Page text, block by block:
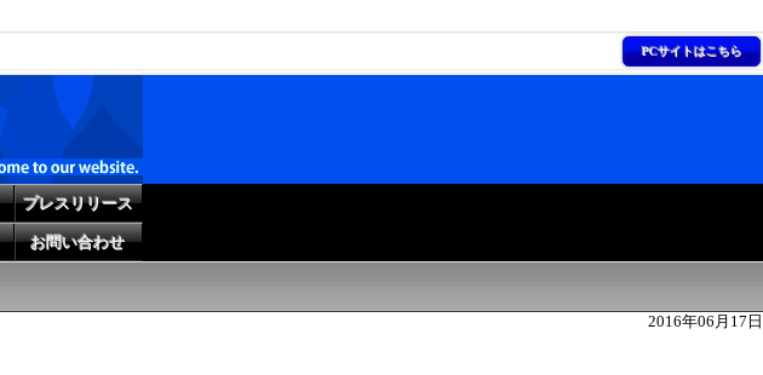
PCサイトはこちら
プレスリリース
お問い合わせ
2016年06月17日